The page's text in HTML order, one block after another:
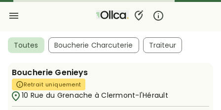
Toutes Boucherie Charcuterie Traiteur
Boucherie Genieys
Retrait uniquement
10 Rue du Grenache à Clermont-l'Hérault